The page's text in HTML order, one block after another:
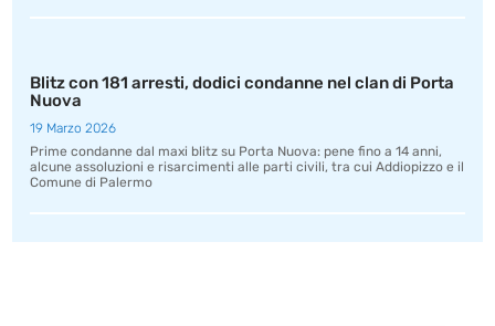
Blitz con 181 arresti, dodici condanne nel clan di Porta
Nuova
19 Marzo 2026
Prime condanne dal maxi blitz su Porta Nuova: pene fino a 14 anni,
alcune assoluzioni e risarcimenti alle parti civili, tra cui Addiopizzo e il
Comune di Palermo